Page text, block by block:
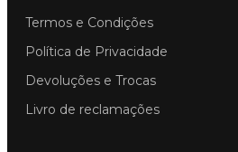
Termos e Condições
Política de Privacidade
Devoluções e Trocas
Livro de reclamações